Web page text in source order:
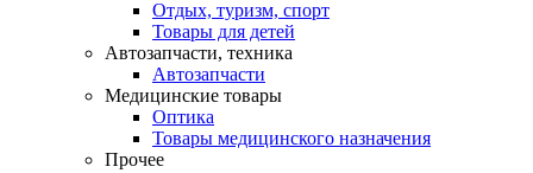
Отдых, туризм, спорт
Товары для детей
Автозапчасти, техника
Автозапчасти
Медицинские товары
Оптика
Товары медицинского назначения
Прочее